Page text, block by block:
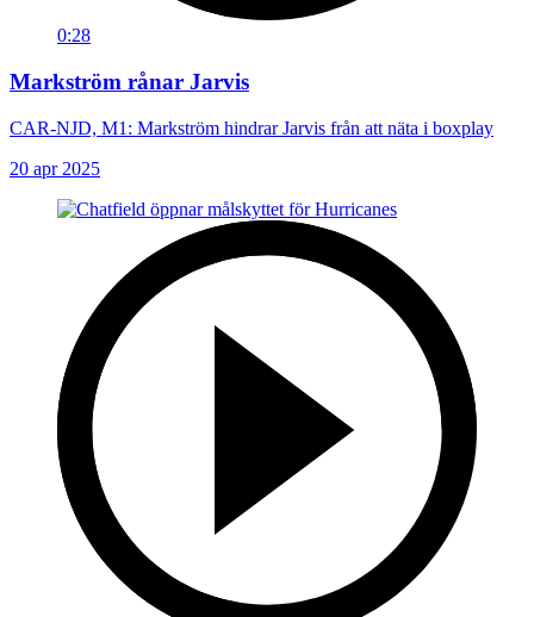
0:28
Markström rånar Jarvis
CAR-NJD, M1: Markström hindrar Jarvis från att näta i boxplay
20 apr 2025